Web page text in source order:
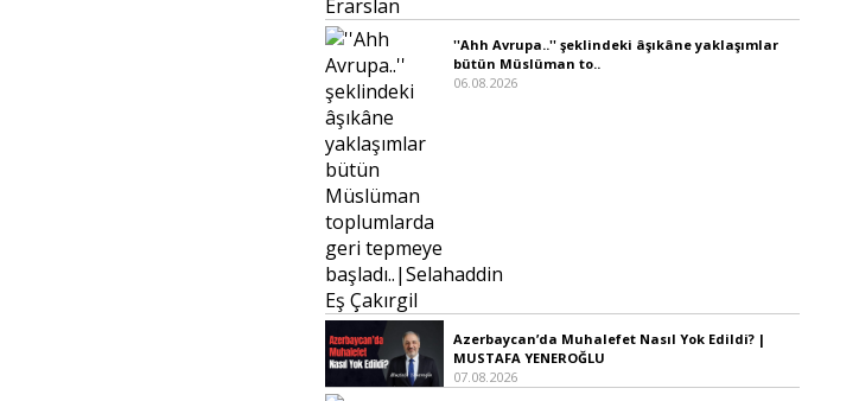
''Ahh Avrupa..'' şeklindeki âşıkâne yaklaşımlar
bütün Müslüman to..
06.08.2026
Azerbaycan’da Muhalefet Nasıl Yok Edildi? |
MUSTAFA YENEROĞLU
07.08.2026